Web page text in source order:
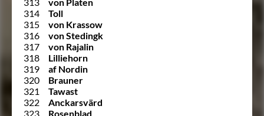
314
Toll
315
von Krassow
316
von Stedingk
317
von Rajalin
318
Lilliehorn
319
af Nordin
320
Brauner
321
Tawast
322
Anckarsvärd
323
Rosenblad